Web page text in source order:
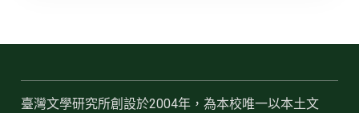
臺灣文學研究所創設於2004年，為本校唯一以本土文